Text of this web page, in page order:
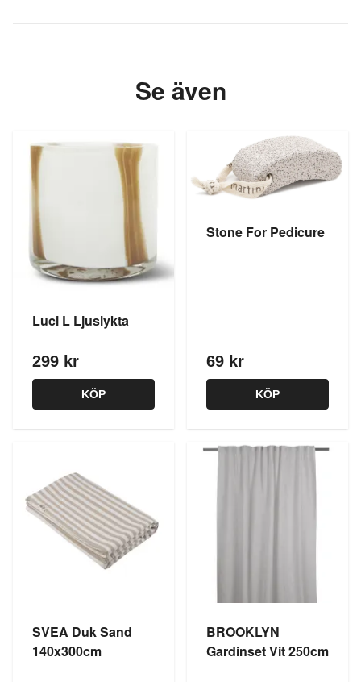
Se även
Luci L Ljuslykta
299 kr
KÖP
Stone For Pedicure
69 kr
KÖP
SVEA Duk Sand
140x300cm
BROOKLYN
Gardinset Vit 250cm